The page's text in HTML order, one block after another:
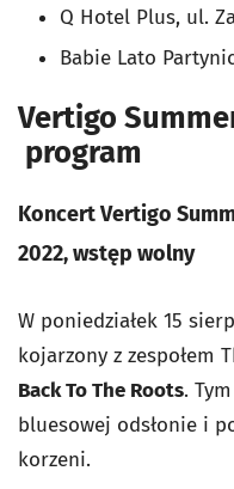
Q Hotel Plus, ul.
Babie Lato
Vertigo
program
Koncert Vertigo
2022, wstęp wolny
W poniedziałek 15
kojarzony z zespołem
Back To The Roots.
bluesowej odsłonie i
korzeni.